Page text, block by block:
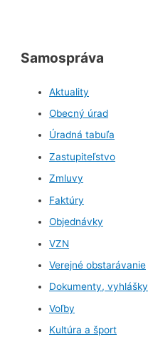
Samospráva
Aktuality
Obecný úrad
Úradná tabuľa
Zastupiteľstvo
Zmluvy
Faktúry
Objednávky
VZN
Verejné obstarávanie
Dokumenty, vyhlášky
Voľby
Kultúra a šport